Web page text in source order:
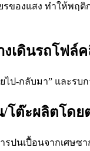
ของแสง ทำให้พฤติ
งเดินรถโฟล์
ไป-กลับมา” และร
โต๊ะผลิตโดย
ปนเปื้อนจากเศษซ